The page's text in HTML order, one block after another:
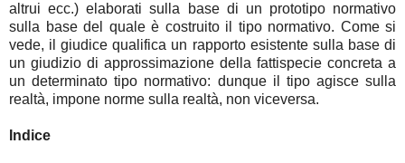
altrui ecc.) elaborati sulla base di un prototipo normativo
sulla base del quale è costruito il tipo normativo. Come si
vede, il giudice qualifica un rapporto esistente sulla base di
un giudizio di approssimazione della fattispecie concreta a
un determinato tipo normativo: dunque il tipo agisce sulla
realtà, impone norme sulla realtà, non viceversa.
Indice